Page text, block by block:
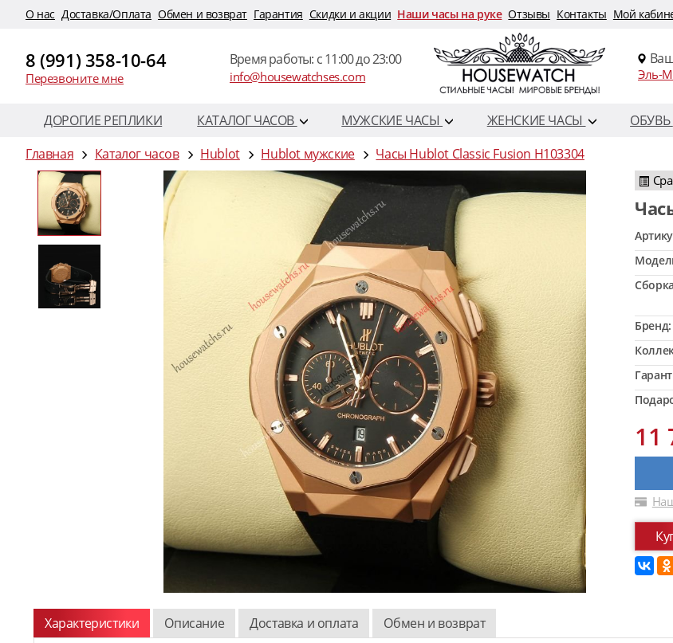
O нас Доставка/Оплата Обмен и возврат Гарантия Скидки и акции Наши часы на руке Отзывы Контакты Мой
8 (991) 358-10-64
Перезвоните мне
Время работы: c 11:00 до 23:00
info@housewatchses.com Эль-
ДОРОГИЕ РЕПЛИКИ КАТАЛОГ ЧАСОВ МУЖСКИЕ ЧАСЫ ЖЕНСКИЕ ЧАСЫ ОБУВЬ
Главная
Каталог часов Hublot Hublot мужские Часы Hublot Classic Fusion H103304
Бренд:
11
Характеристики Описание Доставка и оплата Обмен и возврат